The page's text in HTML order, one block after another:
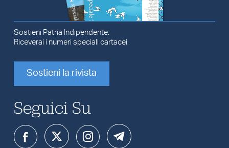
Sostieni Patria Indipendente.
Riceverai i numeri speciali cartacei.
Sostieni la rivista
Seguici Su